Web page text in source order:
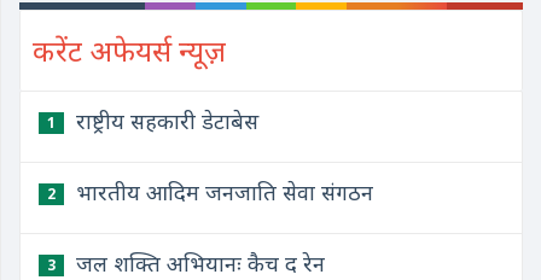
करेंट अफेयर्स न्यूज़
1 राष्ट्रीय सहकारी डेटाबेस
2 भारतीय आदिम जनजाति सेवा संगठन
3 जल शक्ति अभियानः कैच द रेन